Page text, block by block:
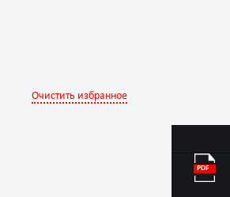
Очистить избранное